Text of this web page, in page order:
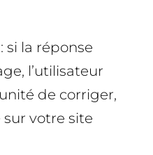
si la réponse
l’utilisateur
de corriger,
votre site